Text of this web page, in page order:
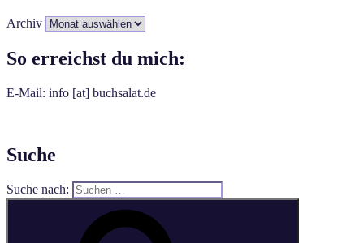
Archiv
So erreichst du mich:
E-Mail: info [at] buchsalat.de
Suche
Suche nach: